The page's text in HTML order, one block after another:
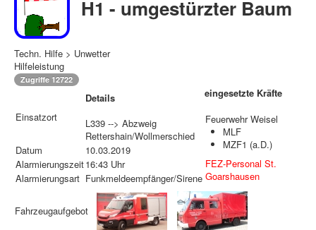
H1 - umgestürzter Baum
Techn. Hilfe > Unwetter
Hilfeleistung
Zugriffe 12722
Einsatzort
Details
L339 --> Abzweig
Rettershain/Wollmerschied
Datum
10.03.2019
Alarmierungszeit16:43 Uhr
Alarmierungsart Funkmeldeempfänger/Sirene
eingesetzte Kräfte
Feuerwehr Weisel
MLF
MZF1 (a.D.)
FEZ-Personal St.
Goarshausen
Fahrzeugaufgebot